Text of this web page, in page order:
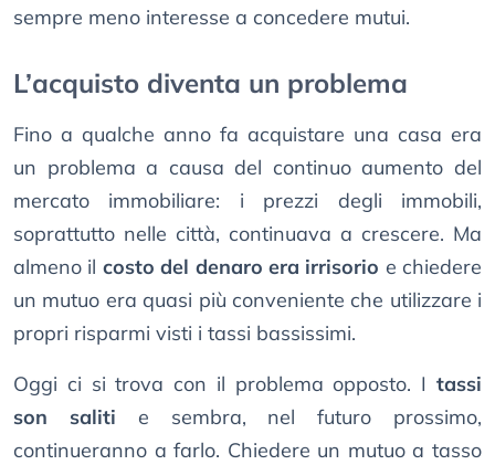
sempre meno interesse a concedere mutui.
L’acquisto diventa un problema
Fino a qualche anno fa acquistare una casa era
un problema a causa del continuo aumento del
mercato immobiliare: i prezzi degli immobili,
soprattutto nelle città, continuava a crescere. Ma
almeno il costo del denaro era irrisorio e chiedere
un mutuo era quasi più conveniente che utilizzare i
propri risparmi visti i tassi bassissimi.
Oggi ci si trova con il problema opposto. I tassi
son saliti e sembra, nel futuro prossimo,
continueranno a farlo. Chiedere un mutuo a tasso